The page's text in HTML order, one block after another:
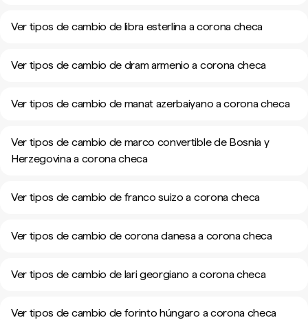
Ver tipos de cambio de libra esterlina a corona checa
Ver tipos de cambio de dram armenio a corona checa
Ver tipos de cambio de manat azerbaiyano a corona checa
Ver tipos de cambio de marco convertible de Bosnia y
Herzegovina a corona checa
Ver tipos de cambio de franco suizo a corona checa
Ver tipos de cambio de corona danesa a corona checa
Ver tipos de cambio de lari georgiano a corona checa
Ver tipos de cambio de forinto húngaro a corona checa